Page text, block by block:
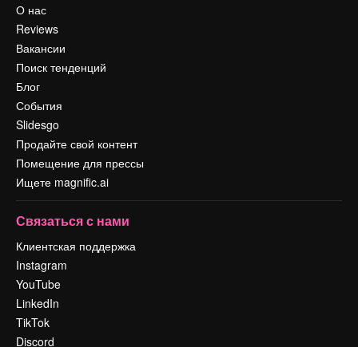
О нас
Reviews
Вакансии
Поиск тенденций
Блог
События
Slidesgo
Продайте свой контент
Помещение для прессы
Ищете magnific.ai
Связаться с нами
Клиентская поддержка
Instagram
YouTube
LinkedIn
TikTok
Discord